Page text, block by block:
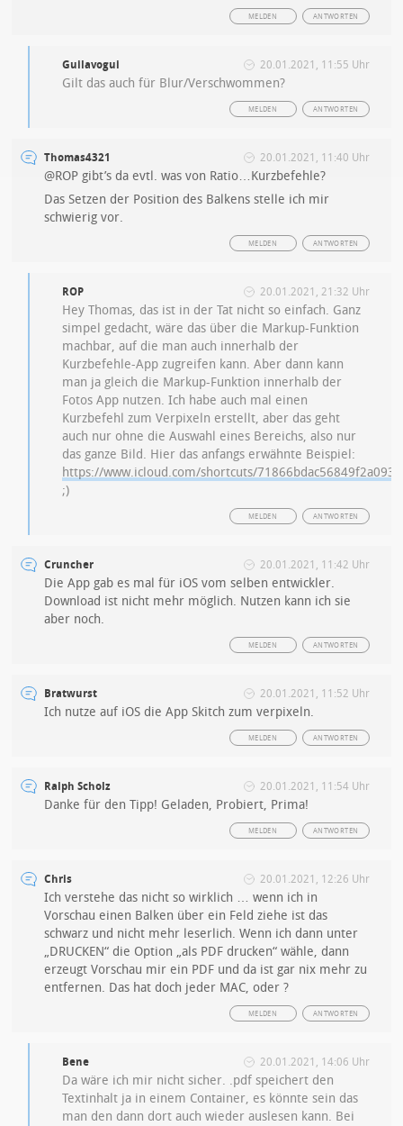
ANTWORTEN
MELDEN
Guilavogui 20.01.2021, 11:55 Uhr
Gilt das auch für Blur/Verschwommen?
ANTWORTEN
MELDEN
Thomas4321 20.01.2021, 11:40 Uhr
@ROP gibt’s da evtl. was von Ratio…Kurzbefehle?
Das Setzen der Position des Balkens stelle ich mir
schwierig vor.
ANTWORTEN
MELDEN
ROP 20.01.2021, 21:32 Uhr
Hey Thomas, das ist in der Tat nicht so einfach. Ganz
simpel gedacht, wäre das über die Markup-Funktion
machbar, auf die man auch innerhalb der
Kurzbefehle-App zugreifen kann. Aber dann kann
man ja gleich die Markup-Funktion innerhalb der
Fotos App nutzen. Ich habe auch mal einen
Kurzbefehl zum Verpixeln erstellt, aber das geht
auch nur ohne die Auswahl eines Bereichs, also nur
das ganze Bild. Hier das anfangs erwähnte Beispiel:
https://www.icloud.com/shortcuts/
;)
ANTWORTEN
MELDEN
Cruncher 20.01.2021, 11:42 Uhr
Die App gab es mal für iOS vom selben entwickler.
Download ist nicht mehr möglich. Nutzen kann ich sie
aber noch.
ANTWORTEN
MELDEN
Bratwurst 20.01.2021, 11:52 Uhr
Ich nutze auf iOS die App Skitch zum verpixeln.
ANTWORTEN
MELDEN
Ralph Scholz 20.01.2021, 11:54 Uhr
Danke für den Tipp! Geladen, Probiert, Prima!
ANTWORTEN
MELDEN
Chris 20.01.2021, 12:26 Uhr
Ich verstehe das nicht so wirklich … wenn ich in
Vorschau einen Balken über ein Feld ziehe ist das
schwarz und nicht mehr leserlich. Wenn ich dann unter
„DRUCKEN“ die Option „als PDF drucken“ wähle, dann
erzeugt Vorschau mir ein PDF und da ist gar nix mehr zu
entfernen. Das hat doch jeder MAC, oder ?
ANTWORTEN
MELDEN
Bene 20.01.2021, 14:06 Uhr
Da wäre ich mir nicht sicher. .pdf speichert den
Textinhalt ja in einem Container, es könnte sein das
man den dann dort auch wieder auslesen kann. Bei